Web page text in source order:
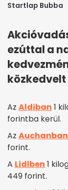
Startlap Bubba
ezúttal a
Az Aldiban 1
forintba kerül.
Az Auchanban
forint.
A Lidlben 1
449 forint.